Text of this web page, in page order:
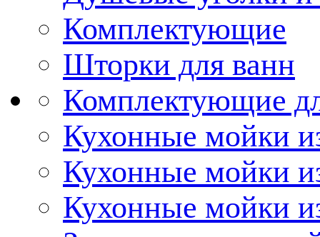
Комплектующие
Шторки для ванн
Комплектующие
Кухонные мойки
Кухонные мойки
Кухонные мойки